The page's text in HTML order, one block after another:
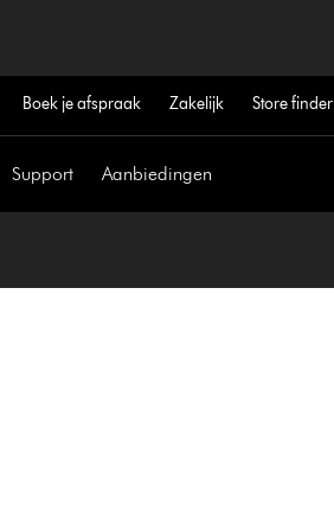
Boek je afspraak Zakelijk Store finder
Support Aanbiedingen